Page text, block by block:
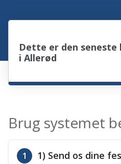
Dette er den seneste
i Allerød
Brug systemet
1 1) Send os dine